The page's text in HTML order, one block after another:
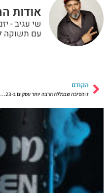
אודות
שי עגיב -
עם תשוקה
הקודם
זו הסיבה שבגללה הרבה יותר עסקים ב-2023 יכולים עם הרבה פחות כסף – להצליח הרבה יותר בשיווק, מכירות ומיתוג!